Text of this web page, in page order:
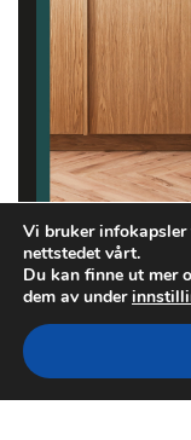
Vi bruker infokapsler
nettstedet vårt.
Du kan finne ut mer
dem av under